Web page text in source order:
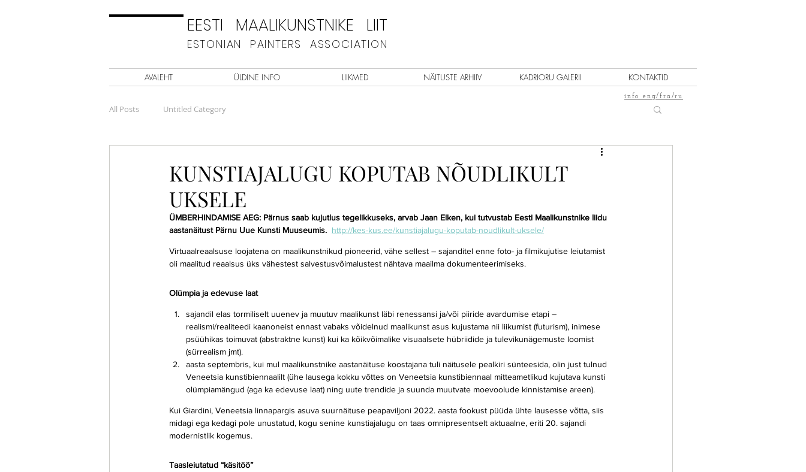
EESTI MAALIKUNSTNIKE LIIT
ESTONIAN PAINTERS ASSOCIATION
AVALEHT ÜLDINE INFO LIIKMED NÄITUSTE ARHIIV KADRIORU GALERII KONTAKTID
info eng/fra/ru
All Posts Untitled Category
KUNSTIAJALUGU KOPUTAB NÕUDLIKULT
UKSELE
ÜMBERHINDAMISE AEG: Pärnus saab kujutlus tegelikkuseks, arvab Jaan Elken, kui tutvustab Eesti Maalikunstnike liidu
aastanäitust Pärnu Uue Kunsti Muuseumis. http://kes-kus.ee/kunstiajalugu-koputab-noudlikult-uksele/
Virtuaalreaalsuse loojatena on maalikunstnikud pioneerid, vähe sellest – sajanditel enne foto- ja filmikujutise leiutamist
oli maalitud reaalsus üks vähestest salvestusvõimalustest nähtava maailma dokumenteerimiseks.
Olümpia ja edevuse laat
sajandil elas tormiliselt uuenev ja muutuv maalikunst läbi renessansi ja/või piiride avardumise etapi –
realismi/realiteedi kaanoneist ennast vabaks võidelnud maalikunst asus kujustama nii liikumist (futurism), inimese
psüühikas toimuvat (abstraktne kunst) kui ka kõikvõimalike visuaalsete hübriidide ja tulevikunägemuste loomist
(sürrealism jmt).
aasta septembris, kui mul maalikunstnike aastanäituse koostajana tuli näitusele pealkiri sünteesida, olin just tulnud
Veneetsia kunstibiennaalilt (ühe lausega kokku võttes on Veneetsia kunstibiennaal mitteametlikud kujutava kunsti
olümpiamängud (aga ka edevuse laat) ning uute trendide ja suunda muutvate moevoolude kinnistamise areen).
Kui Giardini, Veneetsia linnapargis asuva suurnäituse peapaviljoni 2022. aasta fookust püüda ühte lausesse võtta, siis
midagi ega kedagi pole unustatud, kogu senine kunstiajalugu on taas omnipresentselt aktuaalne, eriti 20. sajandi
modernistlik kogemus.
Taasleiutatud “käsitöö”